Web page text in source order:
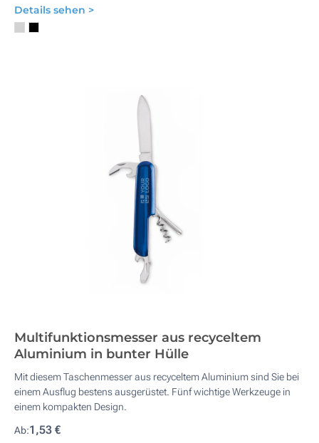
Details sehen >
Multifunktionsmesser aus recyceltem
Aluminium in bunter Hülle
Mit diesem Taschenmesser aus recyceltem Aluminium sind Sie bei
einem Ausflug bestens ausgerüstet. Fünf wichtige Werkzeuge in
einem kompakten Design.
Ab:1,53 €